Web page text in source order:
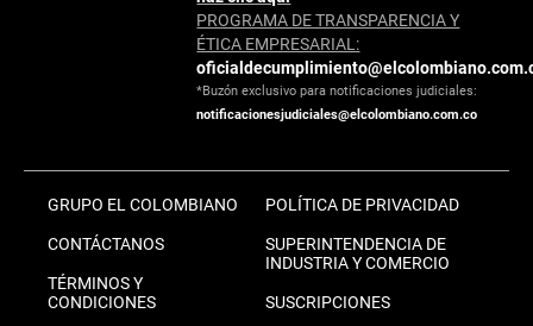
PROGRAMA DE TRANSPARENCIA Y
ÉTICA EMPRESARIAL:
*Buzón exclusivo para notificaciones judiciales:
notificacionesjudiciales@elcolombiano.com.co
GRUPO EL COLOMBIANO
CONTÁCTANOS
TÉRMINOS Y
CONDICIONES
POLÍTICA DE PRIVACIDAD
SUPERINTENDENCIA DE
INDUSTRIA Y COMERCIO
SUSCRIPCIONES